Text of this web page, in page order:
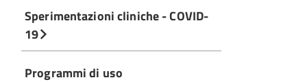
Sperimentazioni cliniche - COVID-
19
Programmi di uso